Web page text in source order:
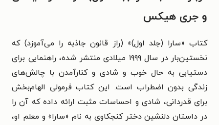
و جری هیکس
کتاب «سارا (جلد اول)» (راز قانون جاذبه را می‌آموزد) که
نخستین‌بار در سال ۱۹۹۹ میلادی منتشر شده،
راهنمایی برای
دستیابی به حال خوب و شادی و کنارآمدن با چالش‌های
زندگی بدون اضطراب است. این کتاب فرمولی الهام‌بخش
برای قدردانی، شادی و احساسات مثبت ارائه داده که آن را
در داستان دلنشین دختر کنجکاوی به نام «سارا» و معلم او،